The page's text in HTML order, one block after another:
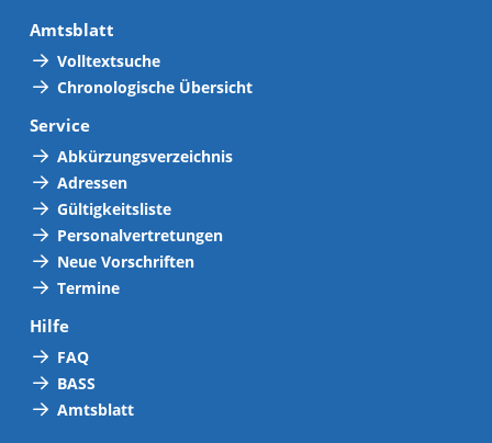
Amtsblatt
Volltextsuche
Chronologische Übersicht
Service
Abkürzungsverzeichnis
Adressen
Gültigkeitsliste
Personalvertretungen
Neue Vorschriften
Termine
Hilfe
FAQ
BASS
Amtsblatt